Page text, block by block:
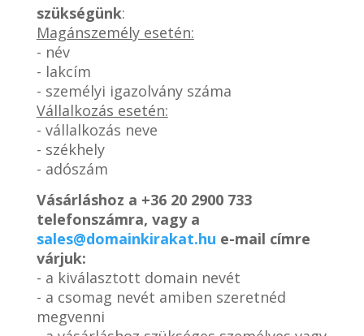
szükségünk:
Magánszemély esetén:
- név
- lakcím
- személyi igazolvány száma
Vállalkozás esetén:
- vállalkozás neve
- székhely
- adószám
Vásárláshoz a +36 20 2900 733
telefonszámra, vagy a
sales@domainkirakat.hu e-mail címre
várjuk:
- a kiválasztott domain nevét
- a csomag nevét amiben szeretnéd
megvenni